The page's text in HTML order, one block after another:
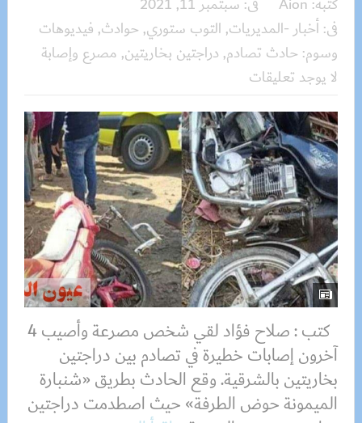
فى:أخبار -المديريات, التوب ستوري, حوادث, فيديوهات
وسوم: حادث تصادم, دراجتين بخاريتين, مصرع وإصابة
لا يوجد تعليقات
كتب : صلاح فؤاد لقي شخص مصرعة وأصيب 4
آخرون إصابات خطيرة في تصادم بين دراجتين
بخاريتين بالشرقية. وقع الحادث بطريق «شنبارة
الميمونة حوض الطرفة» حيث اصطدمت دراجتين